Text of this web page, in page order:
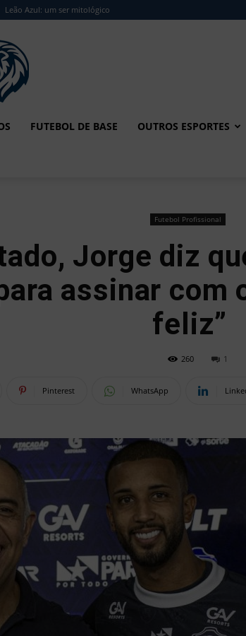
Leão Azul: um ser mitológico
FUTEBOL DE BASE OUTROS ESPORTES
Futebol Profissional
Jorge diz
assinar com
feliz”
260 1
Pinterest WhatsApp